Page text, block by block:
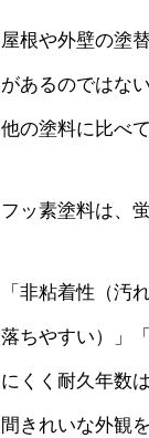
屋根や外壁の塗
があるのではな
他の塗料に比べ
フッ素塗料は、
「非粘着性（汚
落ちやすい）」
にくく耐久年数
間きれいな外観